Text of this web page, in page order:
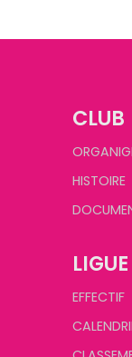
CLUB
HISTOIRE
EFFECTIF